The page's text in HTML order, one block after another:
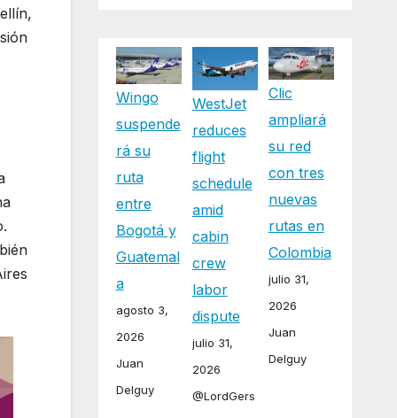
Wingo
suspende
rá su
ruta
entre
Bogotá y
Guatemal
a
agosto 3,
2026
Juan
Delguy
WestJet
reduces
flight
schedule
amid
cabin
crew
labor
dispute
julio 31,
2026
@LordGers
Clic
ampliará
su red
con tres
nuevas
rutas en
Colombia
julio 31,
2026
Juan
Delguy